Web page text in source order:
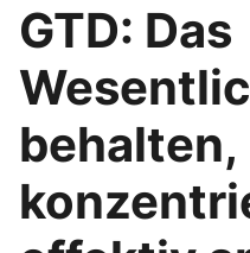
GTD: Das
behalten,